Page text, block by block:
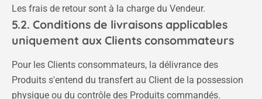
Les frais de retour sont à la charge du Vendeur.
5.2. Conditions de livraisons applicables
uniquement aux Clients consommateurs
Pour les Clients consommateurs, la délivrance des
Produits s'entend du transfert au Client de la possession
physique ou du contrôle des Produits commandés.